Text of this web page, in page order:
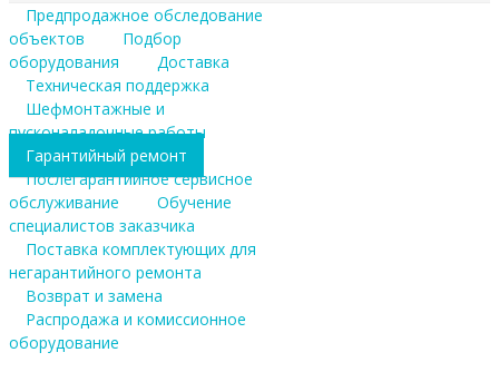
Предпродажное обследование
объектов
Подбор
оборудования
Доставка
Техническая поддержка
Шефмонтажные и
пусконаладочные работы
Гарантийный ремонт
Послегарантийное сервисное
обслуживание
Обучение
специалистов заказчика
Поставка комплектующих для
негарантийного ремонта
Возврат и замена
Распродажа и комиссионное
оборудование